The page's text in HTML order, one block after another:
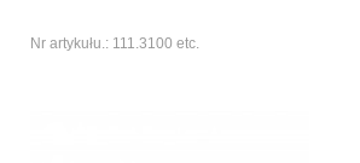
Nr artykułu.: 111.3100 etc.